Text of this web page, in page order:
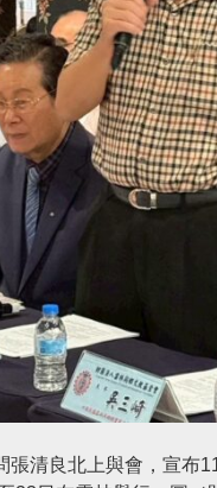
張清良北上與會，宣布